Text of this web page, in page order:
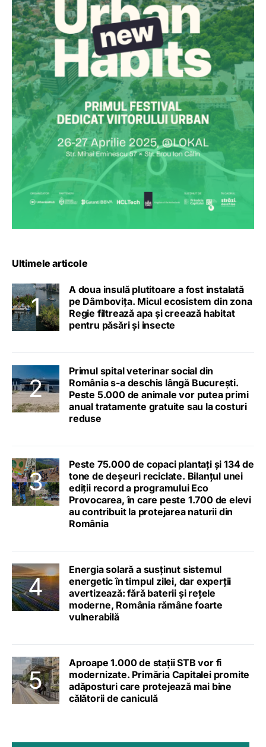
Ultimele articole
A doua insulă plutitoare a fost instalată
pe Dâmbovița. Micul ecosistem din zona
Regie filtrează apa și creează habitat
pentru păsări și insecte
Primul spital veterinar social din
România s-a deschis lângă București.
Peste 5.000 de animale vor putea primi
anual tratamente gratuite sau la costuri
reduse
Peste 75.000 de copaci plantați și 134 de
tone de deșeuri reciclate. Bilanțul unei
ediții record a programului Eco
Provocarea, în care peste 1.700 de elevi
au contribuit la protejarea naturii din
România
Energia solară a susținut sistemul
energetic în timpul zilei, dar experții
avertizează: fără baterii și rețele
moderne, România rămâne foarte
vulnerabilă
Aproape 1.000 de stații STB vor fi
modernizate. Primăria Capitalei promite
adăposturi care protejează mai bine
călătorii de caniculă